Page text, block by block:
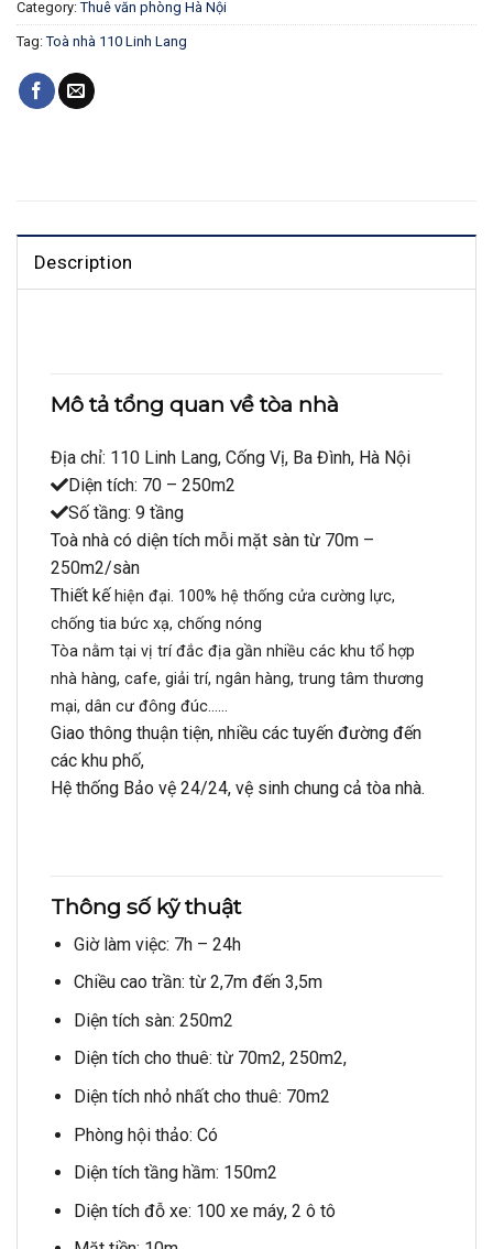
Category: Thuê văn phòng Hà Nội
Tag: Toà nhà 110 Linh Lang
Description
Mô tả tổng quan về tòa nhà
Địa chỉ: 110 Linh Lang, Cống Vị, Ba Đình, Hà Nội
Diện tích: 70 – 250m2
Số tầng: 9 tầng
Toà nhà có diện tích mỗi mặt sàn từ 70m –
250m2/sàn
Thiết kế hiện đại. 100% hệ thống cửa cường lực,
chống tia bức xạ, chống nóng
Tòa nằm tại vị trí đắc địa gần nhiều các khu tổ hợp
nhà hàng, cafe, giải trí, ngân hàng, trung tâm thương
mại, dân cư đông đúc……
Giao thông thuận tiện, nhiều các tuyến đường đến
các khu phố,
Hệ thống Bảo vệ 24/24, vệ sinh chung cả tòa nhà.
Thông số kỹ thuật
Giờ làm việc: 7h – 24h
Chiều cao trần: từ 2,7m đến 3,5m
Diện tích sàn: 250m2
Diện tích cho thuê: từ 70m2, 250m2,
Diện tích nhỏ nhất cho thuê: 70m2
Phòng hội thảo: Có
Diện tích tầng hầm: 150m2
Diện tích đỗ xe: 100 xe máy, 2 ô tô